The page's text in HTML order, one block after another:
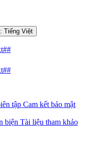
Tiếng Việt
tập Cam kết bảo mật
biện Tài liệu tham khảo